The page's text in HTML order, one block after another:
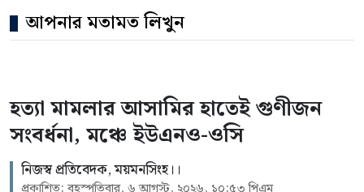
আপনার মতামত লিখুন
হত্যা মামলার আসামির হাতেই গুণীজন
সংবর্ধনা, মঞ্চে ইউএনও-ওসি
নিজস্ব প্রতিবেদক, ময়মনসিংহ।।